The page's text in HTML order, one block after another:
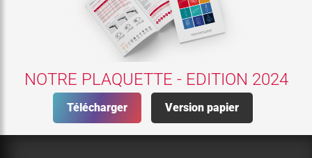
NOTRE PLAQUETTE - EDITION 2024
Télécharger Version papier